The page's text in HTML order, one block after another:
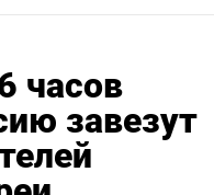
часов
завезут